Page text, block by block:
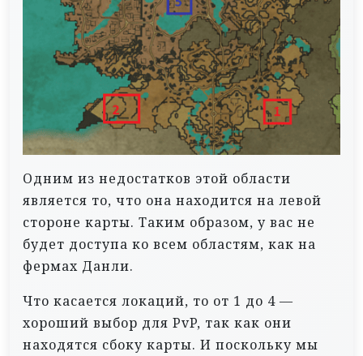
Одним из недостатков этой области
является то, что она находится на левой
стороне карты. Таким образом, у вас не
будет доступа ко всем областям, как на
фермах Данли.
Что касается локаций, то от 1 до 4 —
хороший выбор для PvP, так как они
находятся сбоку карты. И поскольку мы